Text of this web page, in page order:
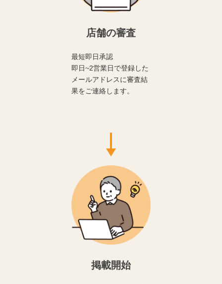
店舗の審査
最短即日承認
即日~2営業日で登録した
メールアドレスに審査結
果をご連絡します。
掲載開始